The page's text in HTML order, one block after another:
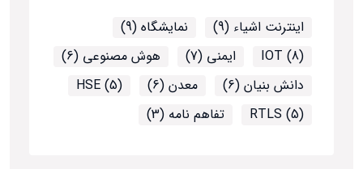
اینترنت اشیاء (9)
نمایشگاه (9)
IOT (8)
ایمنی (7)
هوش مصنوعی (6)
دانش بنیان (6)
معدن (6)
HSE (5)
RTLS (5)
تفاهم نامه (3)